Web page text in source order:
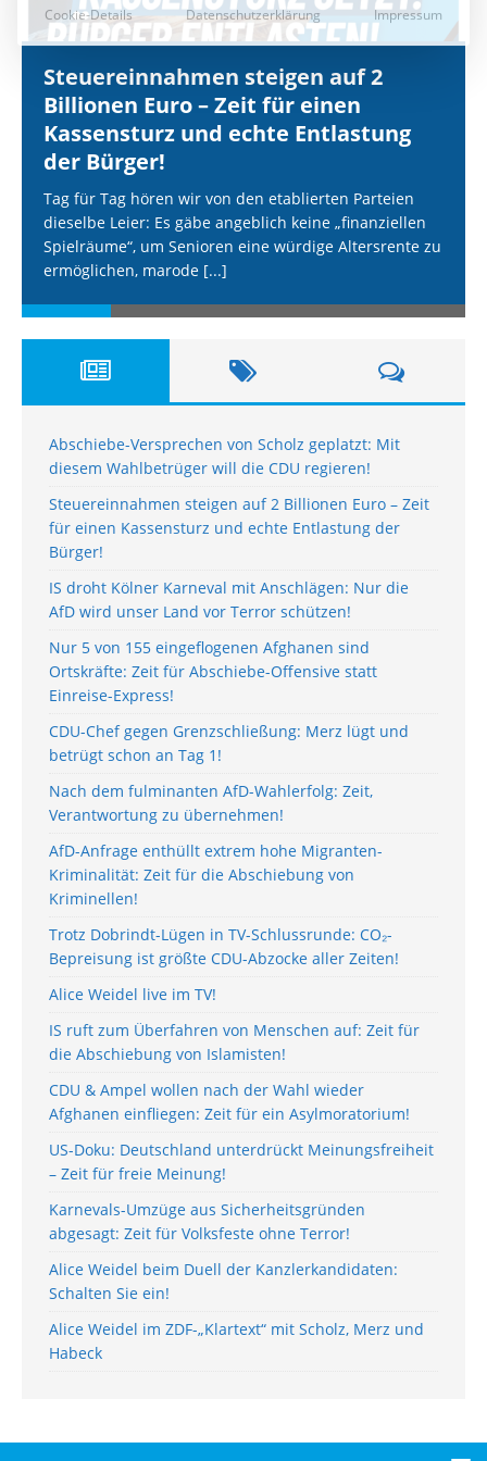
Steuereinnahmen steigen auf 2
Billionen Euro – Zeit für einen
Kassensturz und echte Entlastung
der Bürger!
Tag für Tag hören wir von den etablierten Parteien
dieselbe Leier: Es gäbe angeblich keine „finanziellen
Spielräume“, um Senioren eine würdige Altersrente zu
ermöglichen, marode [...]
Abschiebe-Versprechen von Scholz geplatzt: Mit
diesem Wahlbetrüger will die CDU regieren!
Steuereinnahmen steigen auf 2 Billionen Euro – Zeit
für einen Kassensturz und echte Entlastung der
Bürger!
IS droht Kölner Karneval mit Anschlägen: Nur die
AfD wird unser Land vor Terror schützen!
Nur 5 von 155 eingeflogenen Afghanen sind
Ortskräfte: Zeit für Abschiebe-Offensive statt
Einreise-Express!
CDU-Chef gegen Grenzschließung: Merz lügt und
betrügt schon an Tag 1!
Nach dem fulminanten AfD-Wahlerfolg: Zeit,
Verantwortung zu übernehmen!
AfD-Anfrage enthüllt extrem hohe Migranten-
Kriminalität: Zeit für die Abschiebung von
Kriminellen!
Trotz Dobrindt-Lügen in TV-Schlussrunde: CO₂-
Bepreisung ist größte CDU-Abzocke aller Zeiten!
Alice Weidel live im TV!
IS ruft zum Überfahren von Menschen auf: Zeit für
die Abschiebung von Islamisten!
CDU & Ampel wollen nach der Wahl wieder
Afghanen einfliegen: Zeit für ein Asylmoratorium!
US-Doku: Deutschland unterdrückt Meinungsfreiheit
– Zeit für freie Meinung!
Karnevals-Umzüge aus Sicherheitsgründen
abgesagt: Zeit für Volksfeste ohne Terror!
Alice Weidel beim Duell der Kanzlerkandidaten:
Schalten Sie ein!
Alice Weidel im ZDF-„Klartext“ mit Scholz, Merz und
Habeck